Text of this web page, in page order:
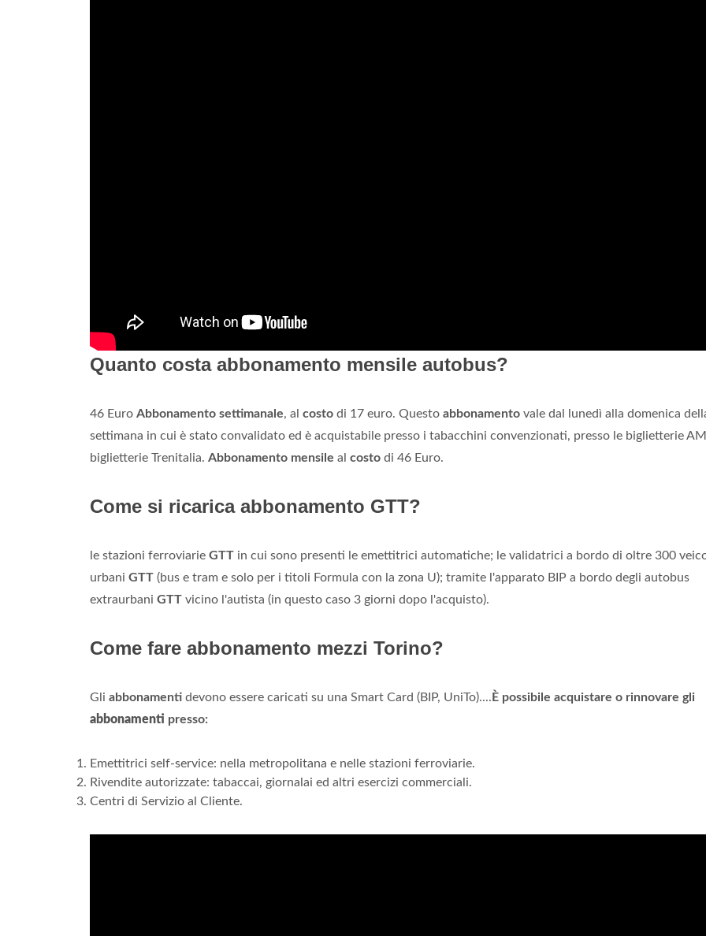
Quanto costa abbonamento mensile autobus?
46 Euro Abbonamento settimanale, al costo di 17 euro. Questo abbonamento vale dal lunedì alla domenica
settimana in cui è stato convalidato ed è acquistabile presso i tabacchini convenzionati, presso le biglietterie
biglietterie Trenitalia. Abbonamento mensile al costo di 46 Euro.
Come si ricarica abbonamento GTT?
le stazioni ferroviarie GTT in cui sono presenti le emettitrici automatiche; le validatrici a bordo di oltre 300
urbani GTT (bus e tram e solo per i titoli Formula con la zona U); tramite l'apparato BIP a bordo degli autobus
extraurbani GTT vicino l'autista (in questo caso 3 giorni dopo l'acquisto).
Come fare abbonamento mezzi Torino?
Gli abbonamenti devono essere caricati su una Smart Card (BIP, UniTo).... È possibile acquistare o rinnovare gli
abbonamenti presso:
Emettitrici self-service: nella metropolitana e nelle stazioni ferroviarie.
Rivendite autorizzate: tabaccai, giornalai ed altri esercizi commerciali.
Centri di Servizio al Cliente.